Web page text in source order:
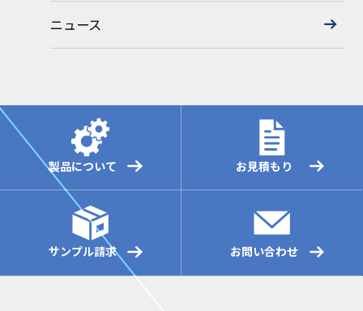
ニュース
製品について お見積もり
サンプル請求 お問い合わせ